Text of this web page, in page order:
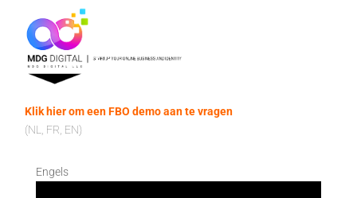
Klik hier om een FBO demo aan te vragen
(NL, FR, EN)
Engels